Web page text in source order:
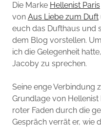
LINK-SAMMLUNG
ARTIKEL-ARCHIV
ONLINE-SHOP
DAS ALZD-TEAM
Die Marke Hellenist Paris
von Aus Liebe zum Duft
euch das Dufthaus und
dem Blog vorstellen.
ich die Gelegenheit
Jacoby zu sprechen.
Seine enge Verbindung
Grundlage von Hellenist
roter Faden durch die
Gespräch verrät er, wie